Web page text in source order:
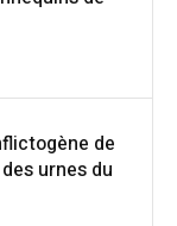
de
urnes du